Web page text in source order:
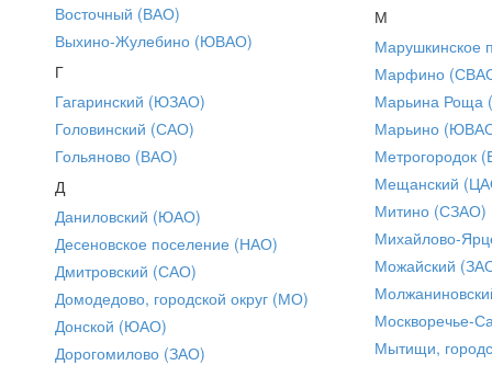
Восточный (ВАО)
Выхино-Жулебино (ЮВАО)
Г
Гагаринский (ЮЗАО)
Головинский (САО)
Гольяново (ВАО)
Д
Даниловский (ЮАО)
Десеновское поселение (НАО)
Дмитровский (САО)
Домодедово, городской округ (МО)
Донской (ЮАО)
Дорогомилово (ЗАО)
М
Марушкинское
Марфино
Марьина Роща
Марьино
Метрогородок
Мещанский
Митино (СЗАО)
Михайлово-
Можайский
Москворечье-
Мытищи,